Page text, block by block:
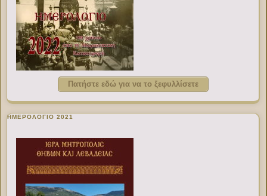
Πατήστε εδώ για να το ξεφυλλίσετε
ΗΜΕΡΟΛΟΓΙΟ 2021